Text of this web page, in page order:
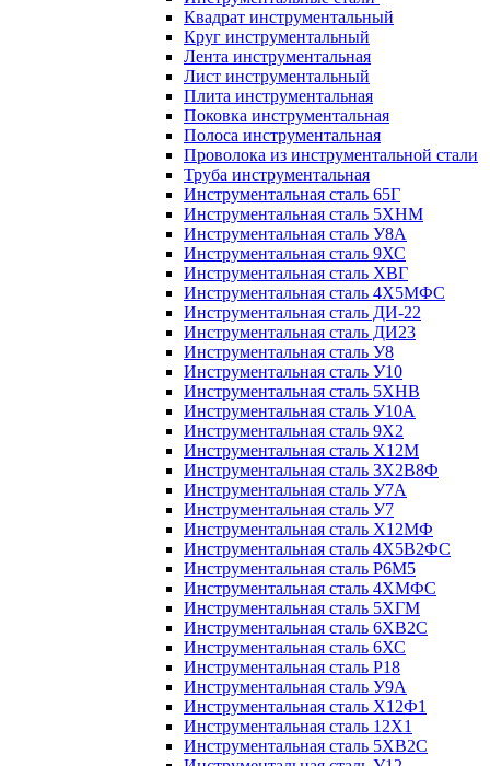
Квадрат инструментальный
Круг инструментальный
Лента инструментальная
Лист инструментальный
Плита инструментальная
Поковка инструментальная
Полоса инструментальная
Проволока из инструментальной стали
Труба инструментальная
Инструментальная сталь 65Г
Инструментальная сталь 5ХНМ
Инструментальная сталь У8А
Инструментальная сталь 9ХС
Инструментальная сталь ХВГ
Инструментальная сталь 4Х5МФС
Инструментальная сталь ДИ-22
Инструментальная сталь ДИ23
Инструментальная сталь У8
Инструментальная сталь У10
Инструментальная сталь 5ХНВ
Инструментальная сталь У10А
Инструментальная сталь 9Х2
Инструментальная сталь Х12М
Инструментальная сталь 3Х2В8Ф
Инструментальная сталь У7А
Инструментальная сталь У7
Инструментальная сталь Х12МФ
Инструментальная сталь 4Х5В2ФС
Инструментальная сталь Р6М5
Инструментальная сталь 4ХМФС
Инструментальная сталь 5ХГМ
Инструментальная сталь 6ХВ2С
Инструментальная сталь 6ХС
Инструментальная сталь Р18
Инструментальная сталь У9А
Инструментальная сталь Х12Ф1
Инструментальная сталь 12Х1
Инструментальная сталь 5ХВ2С